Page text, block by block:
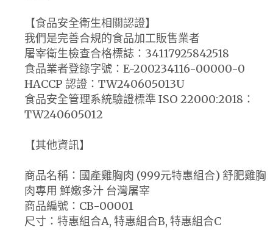
【食品安全衛生相關認證】
我們是完善合規的食品加工販售業者
屠宰衛生檢查合格標誌：34117925842518
食品業者登錄字號：E-200234116-00000-0
HACCP 認證：TW240605013U
食品安全管理系統驗證標準 ISO 22000:2018：
TW240605012
【其他資訊】
商品名稱：國產雞胸肉 (999元特惠組合) 舒肥雞胸
肉專用 鮮嫩多汁 台灣屠宰
商品編號：CB-00001
尺寸：特惠組合A, 特惠組合B, 特惠組合C